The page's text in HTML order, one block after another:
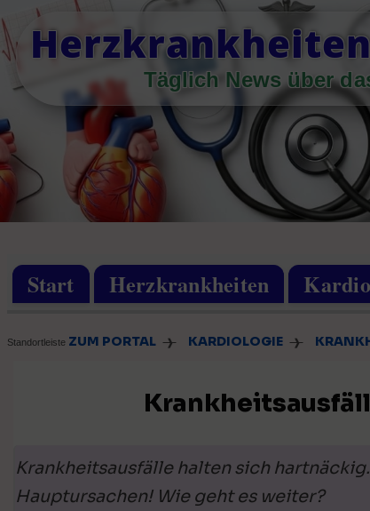
Skip
to
Täglich News über
Start Herzkrankheiten
Standortleiste ZUM PORTAL ❱ KARDIOLOGIE ❱
Krankheitsausfälle halten sich
Hauptursachen! Wie geht es weiter?